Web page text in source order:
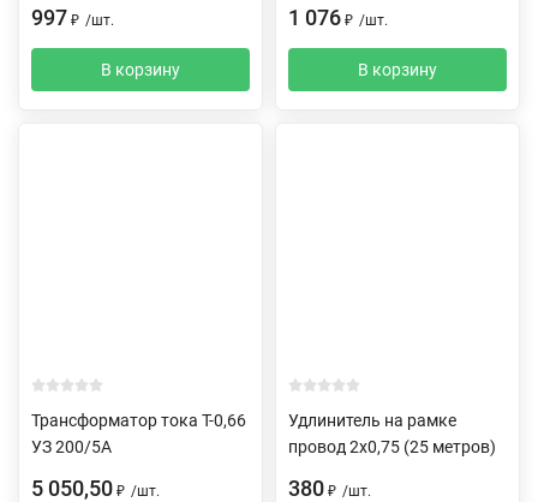
997 ₽ /шт.
В корзину
1 076 ₽ /шт.
В корзину
Трансформатор тока Т-0,66
УЗ 200/5А
5 050,50 ₽ /шт.
Удлинитель на рамке
провод 2х0,75 (25 метров)
380 ₽ /шт.